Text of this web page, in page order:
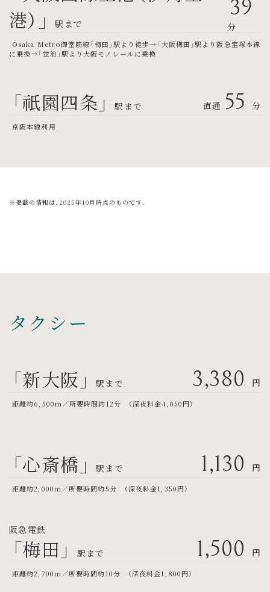
港）」
駅まで
39
分
Osaka Metro御堂筋線「梅田」駅より徒歩→「大阪梅田」駅より阪急宝塚本線
に乗換→「蛍池」駅より大阪モノレールに乗換
「祇園四条」 駅まで 直通 55 分
京阪本線利用
※掲載の情報は、2025年10月時点のものです。
タクシー
「新大阪」 駅まで 3,380 円
距離約6,500m／所要時間約12分 （深夜料金4,050円）
「心斎橋」 駅まで 1,130 円
距離約2,000m／所要時間約5分 （深夜料金1,350円）
阪急電鉄
「梅田」 駅まで 1,500 円
距離約2,700m／所要時間約10分 （深夜料金1,800円）